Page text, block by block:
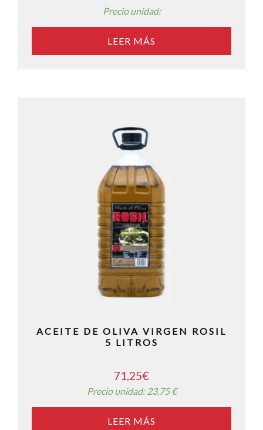
Precio unidad:
LEER MÁS
ACEITE DE OLIVA VIRGEN ROSIL
5 LITROS
71,25€
Precio unidad: 23,75 €
LEER MÁS